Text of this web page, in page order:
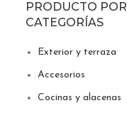
PRODUCTO POR
CATEGORÍAS
Exterior y terraza
Accesorios
Cocinas y alacenas